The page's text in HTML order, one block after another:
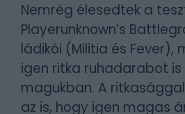
Nemrég élesedtek a
Playerunknown’s
ládikói (Militia és Fever),
igen ritka ruhadarabot is
magukban. A
az is, hogy igen magas